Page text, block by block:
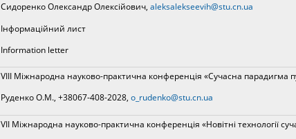
Сидоренко Олександр Олексійович, aleksalekseevih@stu.cn.ua
Інформаційний лист
Іnformation letter
VIII Міжнародна науково-практична конференція «Сучасна парадигма
Руденко О.М., +38067-408-2028, o_rudenko@stu.cn.ua
VII Міжнародна науково-практична конференція «Новітні технології